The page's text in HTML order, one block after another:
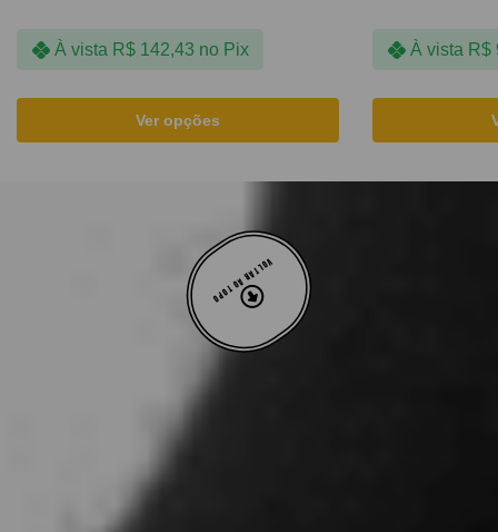
À vista R$142,43 no Pix
Ver opções
À vista R$
VOLTAR AO TOPO